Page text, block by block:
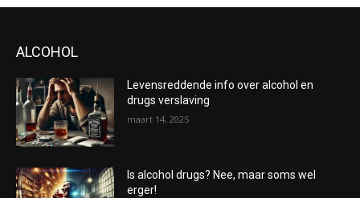
ALCOHOL
Levensreddende info over alcohol en
drugs verslaving
maart 14, 2025
Is alcohol drugs? Nee, maar soms wel
erger!